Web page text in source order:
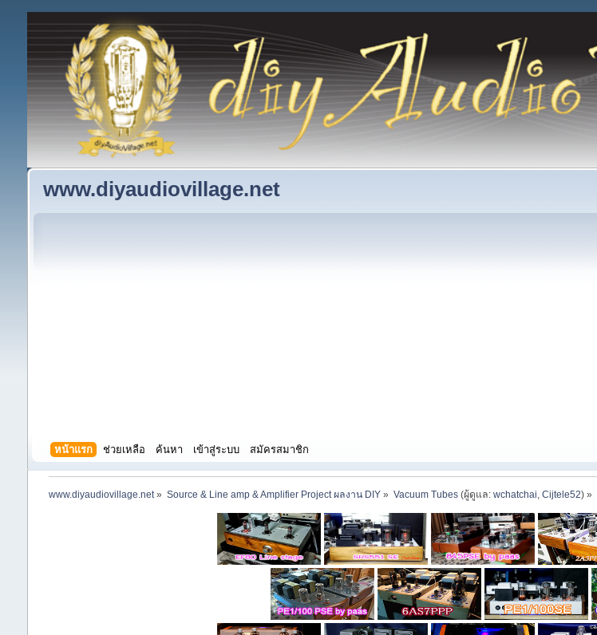
www.diyaudiovillage.net
หน้าแรก ช่วยเหลือ ค้นหา เข้าสู่ระบบ สมัครสมาชิก
www.diyaudiovillage.net» Source & Line amp & Amplifier Project ผลงาน DIY» Vacuum Tubes (ผู้ดูแล:wchatchai,Cijtele52) »